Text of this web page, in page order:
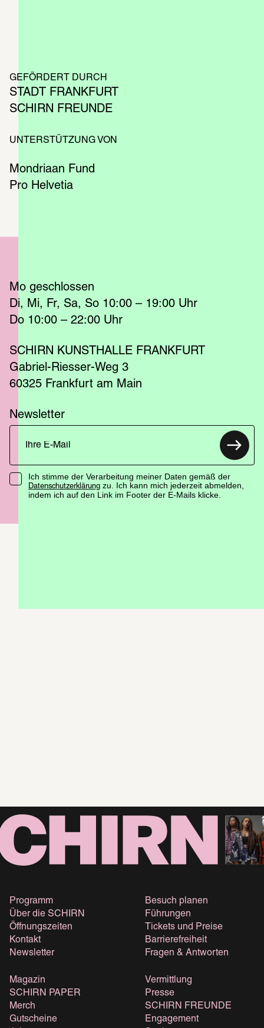
GEFÖRDERT DURCH
STADT FRANKFURT
SCHIRN FREUNDE
UNTERSTÜTZUNG VON
Mondriaan Fund
Pro Helvetia
Mo geschlossen
Di
Mi Fr Sa So 10:00 – 19:00 Uhr
Do 10:00 – 22:00 Uhr
SCHIRN KUNSTHALLE FRANKFURT
Gabriel-Riesser-Weg 3
60325 Frankfurt am Main
Newsletter
Ich stimme der Verarbeitung meiner Daten gemäß der
Datenschutzerklärung zu. Ich kann mich jederzeit abmelden,
indem ich auf den Link im Footer der E-Mails klicke.
Programm
Über die SCHIRN
Öffnungszeiten
Kontakt
Newsletter
Besuch planen
Führungen
Tickets und Preise
Barrierefreiheit
Fragen & Antworten
Magazin
SCHIRN PAPER
Merch
Gutscheine
Vermittlung
Presse
SCHIRN FREUNDE
Engagement